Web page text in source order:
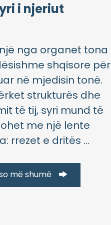
i njeriut
nga organet tona
shqisore për
në mjedisin tonë.
strukturës dhe
të tij, syri mund të
me një lente
rrezet e dritës ...
më shumë